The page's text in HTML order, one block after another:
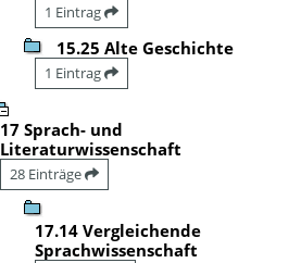
1 Eintrag
15.25 Alte Geschichte
1 Eintrag
17 Sprach- und
Literaturwissenschaft
28 Einträge
17.14 Vergleichende
Sprachwissenschaft